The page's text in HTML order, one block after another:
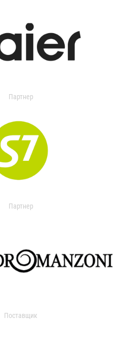
Партнер
Партнер
Поставщик